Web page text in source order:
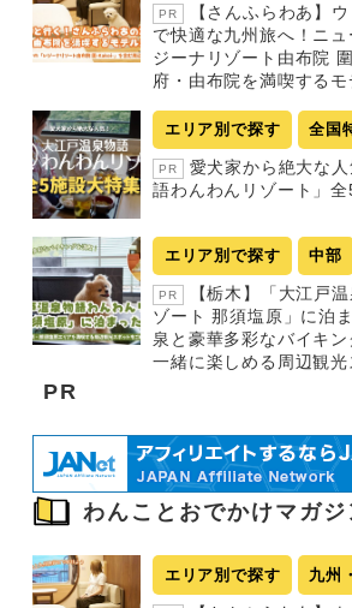
PR
【さんふらわあ】
で快適な九州旅へ！ニ
ジーナリゾート由布院
府・由布院を満喫するモ
エリア別で探す 全国
PR
愛犬家から絶大な
語わんわんリゾート」全
エリア別で探す 中部
PR
【栃木】「大江戸
ゾート 那須塩原」に泊
泉と豪華多彩なバイキ
一緒に楽しめる周辺観
PR
わんことおでかけマガジ
エリア別で探す 九州